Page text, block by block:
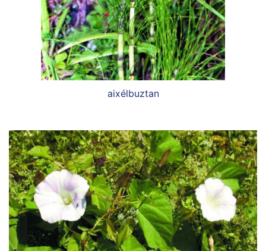
aixélbuztan